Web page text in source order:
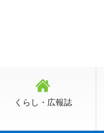
くらし・広報誌